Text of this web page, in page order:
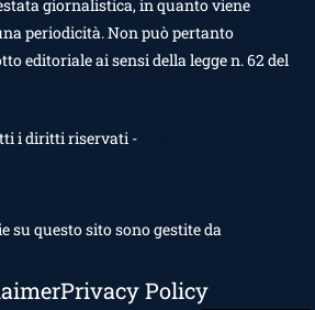
giornalistica, in quanto viene
periodicità. Non può pertanto
editoriale ai sensi della legge n. 62 del
i diritti riservati -
su questo sito sono gestite da
Privacy Policy